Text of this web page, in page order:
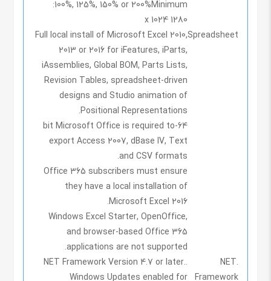
100%, 125%, 150% or 200%Minimum:
1280 x 1024
Spreadsheet
Full local install of Microsoft Excel 2010,
2013 or 2016 for iFeatures, iParts,
iAssemblies, Global BOM, Parts Lists,
Revision Tables, spreadsheet-driven
designs and Studio animation of
Positional Representations.
64-bit Microsoft Office is required to
export Access 2007, dBase IV, Text
and CSV formats.
Office 365 subscribers must ensure
they have a local installation of
Microsoft Excel 2016.
Windows Excel Starter, OpenOffice,
and browser-based Office 365
applications are not supported.
.NET
Framework
.NET Framework Version 4.7 or later.
Windows Updates enabled for